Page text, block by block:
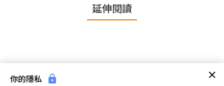
延伸閱讀
你的隱私